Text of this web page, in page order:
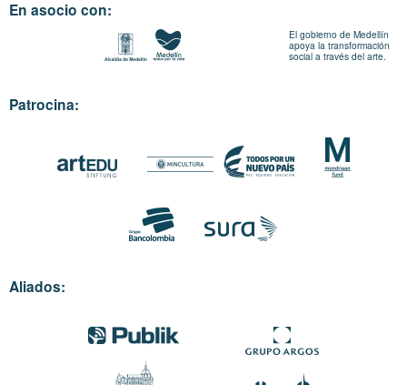
En asocio con:
El gobierno de Medellín
apoya la transformación
social a través del arte.
Patrocina:
Aliados: